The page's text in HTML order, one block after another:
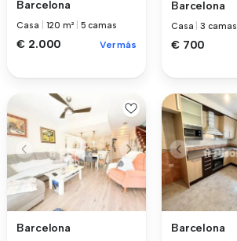
Barcelona
Casa 120 m² 5 camas
€ 2.000 Ver más
Barcelona
Casa |3 camas
€ 700
Barcelona Barcelona